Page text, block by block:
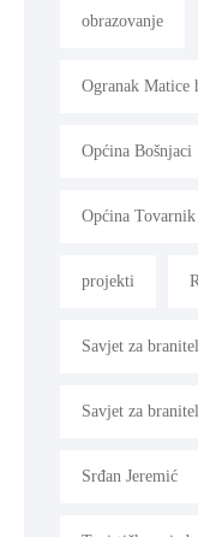
obrazovanje
Ogranak Matice
Općina Bošnjaci
Općina Tovarnik
projekti
Savjet za
Savjet za
Srđan Jeremić